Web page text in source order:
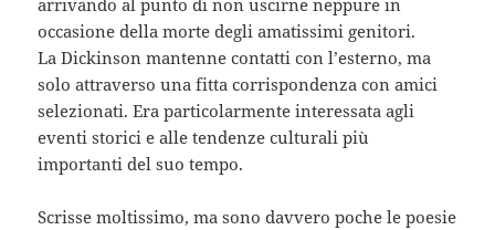
occasione della morte degli amatissimi genitori.
La Dickinson mantenne contatti con l’esterno, ma
solo attraverso una fitta corrispondenza con amici
selezionati. Era particolarmente interessata agli
eventi storici e alle tendenze culturali più
importanti del suo tempo.
Scrisse moltissimo, ma sono davvero poche le poesie